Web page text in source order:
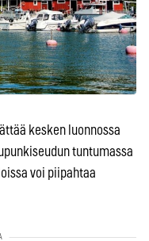
kesken luonnossa
tuntumassa
voi piipahtaa